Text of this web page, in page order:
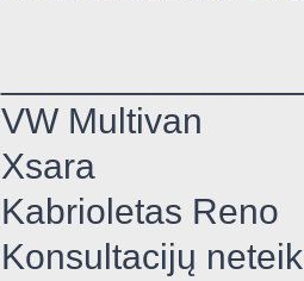
VW Multivan
Xsara
Kabrioletas Reno
Konsultacijų